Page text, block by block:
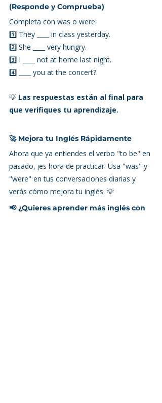
(Responde y Comprueba)
Completa con was o were:
1️⃣ They ____ in class yesterday.
2️⃣ She ____ very hungry.
3️⃣ I ____ not at home last night.
4️⃣ ____ you at the concert?
💡 Las respuestas están al final para
que verifiques tu aprendizaje.
🚀 Mejora tu Inglés Rápidamente
Ahora que ya entiendes el verbo "to be" en
pasado, ¡es hora de practicar! Usa "was" y
"were" en tus conversaciones diarias y
verás cómo mejora tu inglés. 💡
📢 ¿Quieres aprender más inglés con